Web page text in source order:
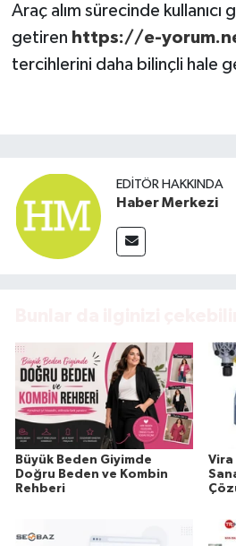
Araç alım sürecinde kullanıcı
getiren https://e-
tercihlerini daha bilinçli hale
EDITÖR HAKKINDA
Haber Merkezi
Büyük Beden Giyimde
Doğru Beden ve Kombin
Rehberi
Vira